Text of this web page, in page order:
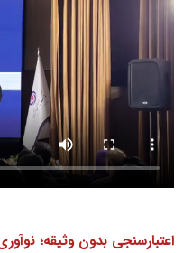
اعتبارسنجی بدون وثیقه؛